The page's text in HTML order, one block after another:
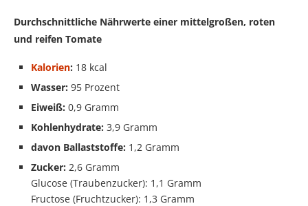
Durchschnittliche Nährwerte einer mittelgroßen, roten
und reifen Tomate
Kalorien: 18 kcal
Wasser: 95 Prozent
Eiweiß: 0,9 Gramm
Kohlenhydrate: 3,9 Gramm
davon Ballaststoffe: 1,2 Gramm
Zucker: 2,6 Gramm
Glucose (Traubenzucker): 1,1 Gramm
Fructose (Fruchtzucker): 1,3 Gramm